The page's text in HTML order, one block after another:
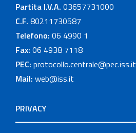
Partita I.V.A. 03657731000
C.F. 80211730587
Telefono: 06 4990 1
Fax: 06 4938 7118
PEC: protocollo.centrale@pec.iss.it
Mail: web@iss.it
PRIVACY